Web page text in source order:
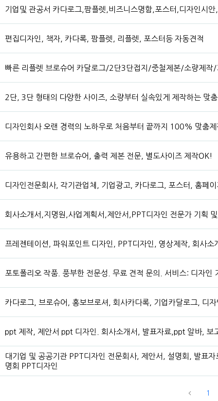
기업및 관공서 카다로그,팜플렛,비즈니스명함,포스터,디자인시안
편집디자인, 책자, 카다록, 팜플렛, 리플렛, 포스터등 자동견적
빠른 리플렛 브로슈어 카달로그/2단3단접지/중철제본/소량제작/
2단, 3단 형태의 다양한 사이즈, 소량부터 실속있게 제작하는 맞
디자인회사 오랜 경력의 노하우로 처음부터 끝까지 100% 맞춤제
유용하고 간편한 브로슈어, 출력 제본 전문, 별도사이즈 제작OK!
디자인전문회사, 각기관업체, 기업광고, 카다로그, 포스터, 홈페
회사소개서,지명원,사업계획서,제안서,PPT디자인 전문가 기획
프레젠테이션, 파워포인트 디자인, PPT디자인, 영상제작, 회사소
포토폴리오 작품. 풍부한 전문성. 무료 견적 문의. 서비스: 디자인
카다로그, 브로슈어, 홍보브로셔, 회사카다록, 기업카달로그, 디
ppt 제작, 제안서 ppt 디자인. 회사소개서, 발표자료,ppt 알바, 보
대기업 및 공공기관 PPT디자인 전문회사, 제안서, 설명회, 발표
명회 PPT디자인
1